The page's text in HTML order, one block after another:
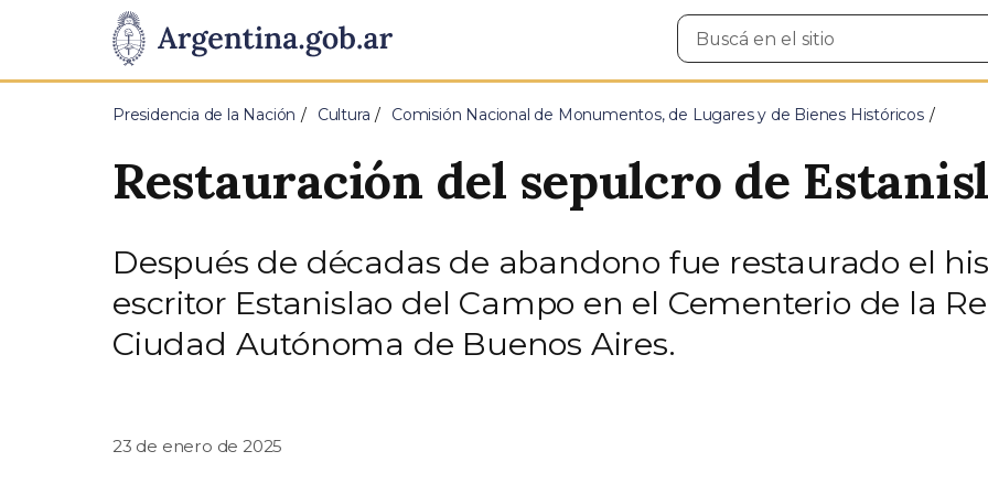
Presidencia
de
Pasar al contenido principal
Buscar
en
Presidencia de la Nación Cultura Comisión Nacional de Monumentos, de Lugares y de Bienes Históricos
Restauración del sepulcro de
Después de décadas de abandono fue restaurado el
escritor Estanislao del Campo en el Cementerio de la
Ciudad Autónoma de Buenos Aires.
23 de enero de 2025